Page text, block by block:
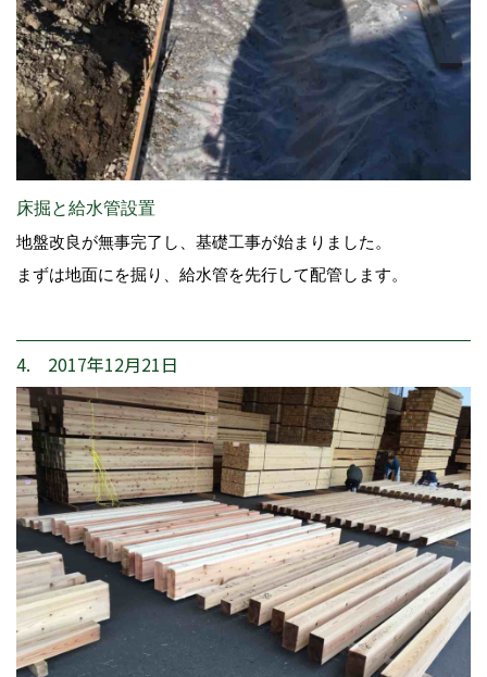
床掘と給水管設置
地盤改良が無事完了し、基礎工事が始まりました。
まずは地面にを掘り、給水管を先行して配管します。
4. 2017年12月21日